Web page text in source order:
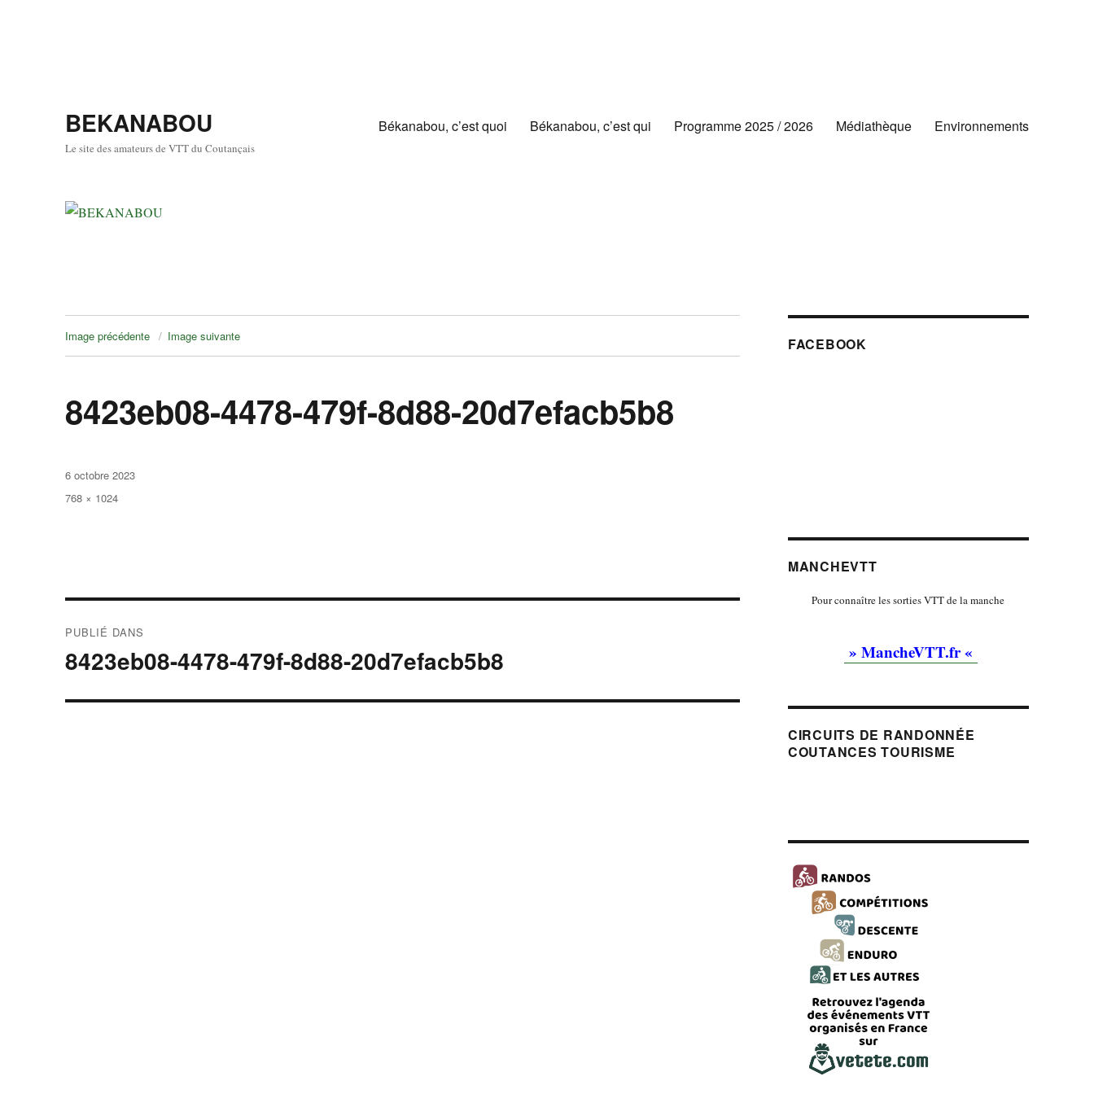
BEKANABOU
Le site des amateurs de VTT du Coutançais
Békanabou, c’est quoi Békanabou, c’est qui Programme 2025 / 2026 Médiathèque Environnements
Image précédente Image suivante
8423eb08-4478-479f-8d88-20d7efacb5b8
Publié
le
6 octobre 2023
Taille
768 × 1024
de
PUBLIÉ DANS
8423eb08-4478-479f-8d88-20d7efacb5b8
FACEBOOK
MANCHEVTT
Pour connaître les sorties VTT de la manche
» MancheVTT.fr «
CIRCUITS DE RANDONNÉE
COUTANCES TOURISME